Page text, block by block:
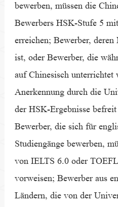
bewerben, müssen die
Bewerbers HSK-Stufe 5
erreichen; Bewerber,
ist, oder Bewerber, die
auf Chinesisch unterrichtet
Anerkennung durch die
der HSK-Ergebnisse
Bewerber, die sich für
Studiengänge bewerben,
von IELTS 6.0 oder
vorweisen; Bewerber aus
Ländern, die von der